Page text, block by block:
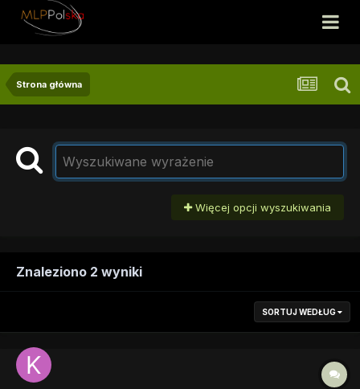
Strona główna
Więcej opcji wyszukiwania
Znaleziono 2 wyniki
SORTUJ WEDŁUG